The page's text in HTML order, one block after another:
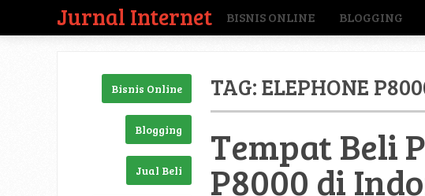
Jurnal Internet BISNIS ONLINE BLOGGING
Bisnis Online
Blogging
Jual Beli
TAG:ELEPHONE
Tempat Beli
P8000 di